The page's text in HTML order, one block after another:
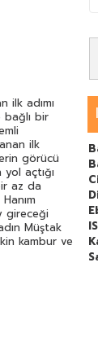
ilk adımı
bağlı bir
ilk
görücü
açtığı
az da
gireceği
Müştak
kambur ve
mahallali
batı
dili
oyunun